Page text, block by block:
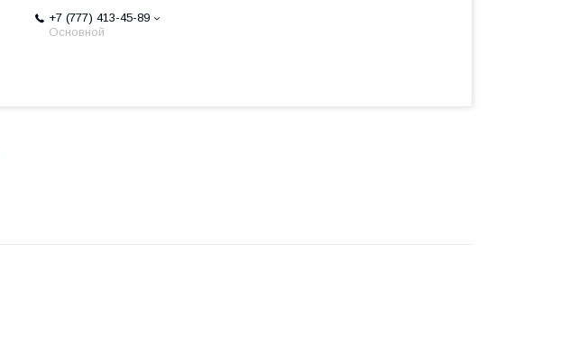
+7 (777) 413-45-89
Основной